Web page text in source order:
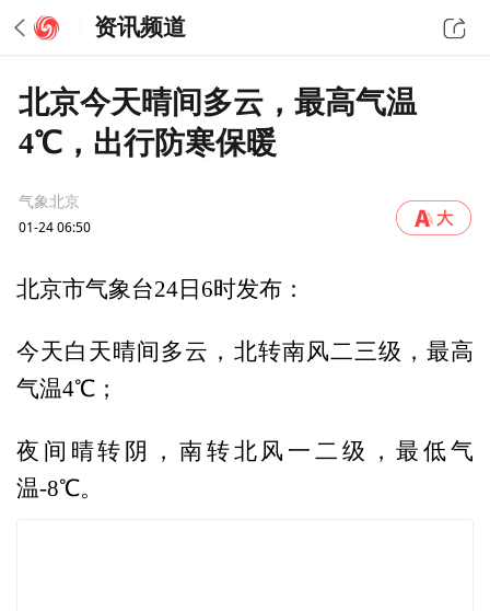
资讯频道
北京今天晴间多云，最高气温
4℃，出行防寒保暖
气象北京
01-24 06:50
北京市气象台24日6时发布：
今天白天晴间多云，北转南风二三级，最高
气温4℃；
夜间晴转阴，南转北风一二级，最低气
温-8℃。